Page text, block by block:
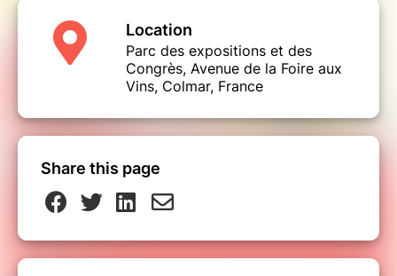
Location
Parc des expositions et des
Congrès, Avenue de la Foire aux
Vins, Colmar, France
Share this page